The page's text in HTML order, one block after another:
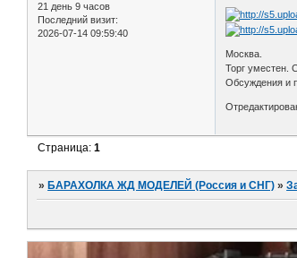
21 день 9 часов
Последний визит:
2026-07-14 09:59:40
Москва.
Торг уместен.
Обсуждения и
Страница:1
» БАРАХОЛКА ЖД МОДЕЛЕЙ (Россия и СНГ) »